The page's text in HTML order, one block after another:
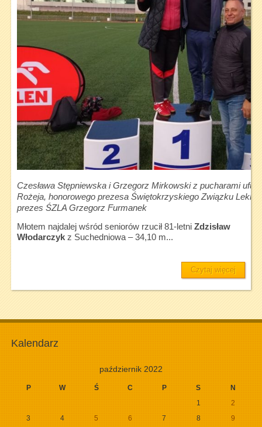
Czesława Stępniewska i Grzegorz Mirkowski z pucharami
Rożeja, honorowego prezesa Świętokrzyskiego Związku
prezes ŚZLA Grzegorz Furmanek
Młotem najdalej wśród seniorów rzucił 81-letni Zdzisław
Włodarczykz Suchedniowa – 34,10 m...
Czytaj więcej
Kalendarz
październik 2022
P W Ś C P S N
1
2
3
4 5 6 7 8
9